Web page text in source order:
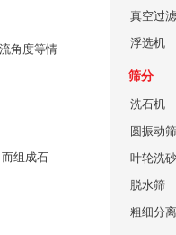
角度等情
组成石
真空过
浮选机
筛分
洗石机
圆振动筛
叶轮洗
脱水筛
粗细分